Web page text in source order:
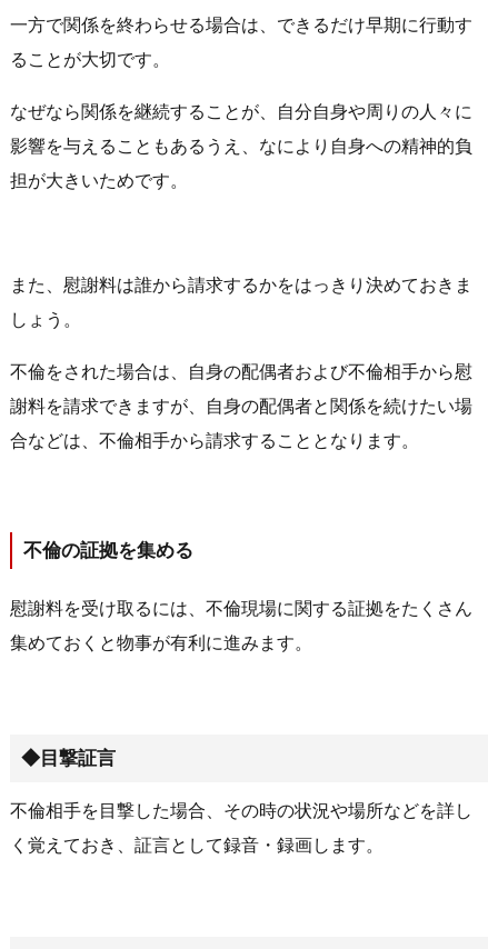
一方で関係を終わらせる場合は、できるだけ早期に行動す
ることが大切です。
なぜなら関係を継続することが、自分自身や周りの人々に
影響を与えることもあるうえ、なにより自身への精神的負
担が大きいためです。
また、慰謝料は誰から請求するかをはっきり決めておきま
しょう。
不倫をされた場合は、自身の配偶者および不倫相手から慰
謝料を請求できますが、自身の配偶者と関係を続けたい場
合などは、不倫相手から請求することとなります。
不倫の証拠を集める
慰謝料を受け取るには、不倫現場に関する証拠をたくさん
集めておくと物事が有利に進みます。
◆目撃証言
不倫相手を目撃した場合、その時の状況や場所などを詳し
く覚えておき、証言として録音・録画します。